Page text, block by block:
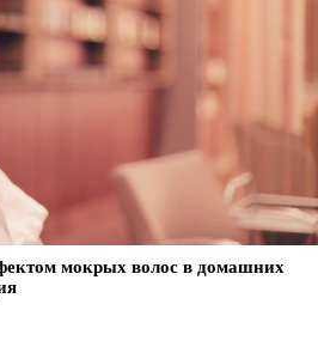
мокрых волос в домашних